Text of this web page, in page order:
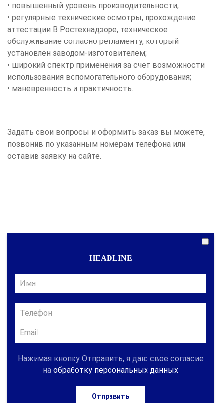
• повышенный уровень производительности;
• регулярные технические осмотры, прохождение
аттестации В Ростехнадзоре, техническое
обслуживание согласно регламенту, который
установлен заводом-изготовителем;
• широкий спектр применения за счет возможности
использования вспомогательного оборудования;
• маневренность и практичность.
Задать свои вопросы и оформить заказ вы можете,
позвонив по указанным номерам телефона или
оставив заявку на сайте.
HEADLINE
Нажимая кнопку Отправить, я даю свое согласие
на обработку персональных данных
Отправить